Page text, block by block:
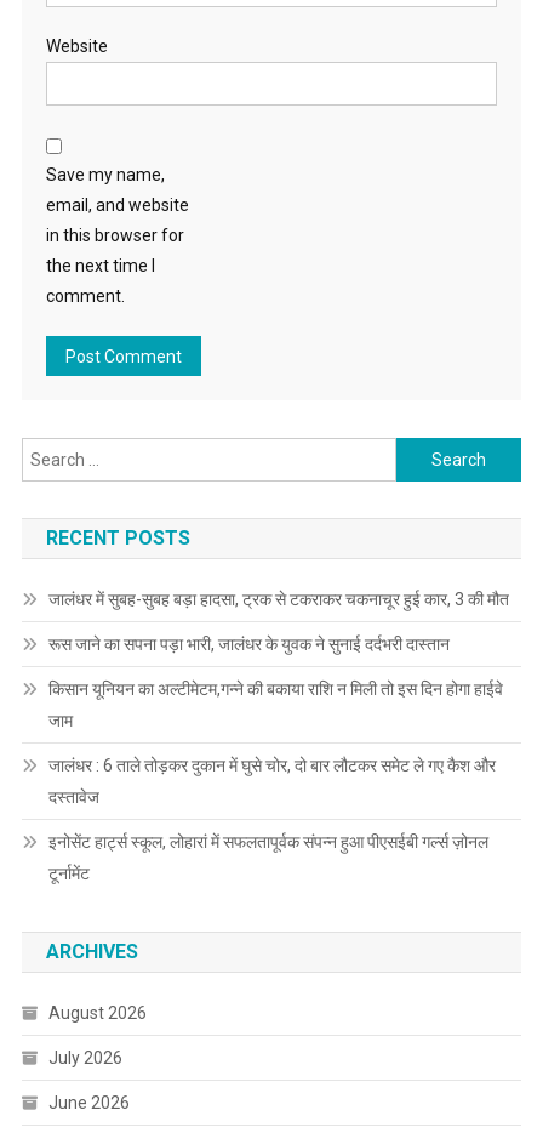
Website
Save my name,
email, and website
in this browser for
the next time I
comment.
Search for:
RECENT POSTS
जालंधर में सुबह-सुबह बड़ा हादसा, ट्रक से टकराकर चकनाचूर हुई कार, 3 की मौत
रूस जाने का सपना पड़ा भारी, जालंधर के युवक ने सुनाई दर्दभरी दास्तान
किसान यूनियन का अल्टीमेटम,गन्ने की बकाया राशि न मिली तो इस दिन होगा हाईवे
जाम
जालंधर : 6 ताले तोड़कर दुकान में घुसे चोर, दो बार लौटकर समेट ले गए कैश और
दस्तावेज
इनोसेंट हार्ट्स स्कूल, लोहारां में सफलतापूर्वक संपन्न हुआ पीएसईबी गर्ल्स ज़ोनल
टूर्नामेंट
ARCHIVES
August 2026
July 2026
June 2026